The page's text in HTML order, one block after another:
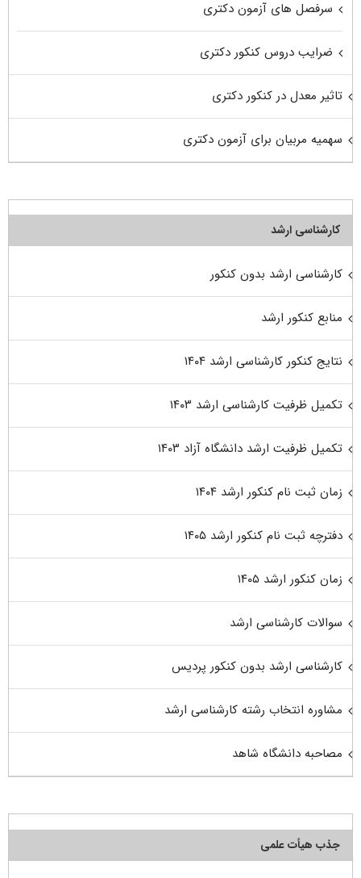
سرفصل های آزمون دکتری
ضرایب دروس کنکور دکتری
تاثیر معدل در کنکور دکتری
سهمیه مربیان برای آزمون دکتری
کارشناسی ارشد
کارشناسی ارشد بدون کنکور
منابع کنکور ارشد
نتایج کنکور کارشناسی ارشد ۱۴۰۴
تکمیل ظرفیت کارشناسی ارشد ۱۴۰۳
تکمیل ظرفیت ارشد دانشگاه آزاد ۱۴۰۳
زمان ثبت نام کنکور ارشد ۱۴۰۴
دفترچه ثبت نام کنکور ارشد ۱۴۰۵
زمان کنکور ارشد ۱۴۰۵
سوالات کارشناسی ارشد
کارشناسی ارشد بدون کنکور پردیس
مشاوره انتخاب رشته کارشناسی ارشد
مصاحبه دانشگاه شاهد
جذب هیأت علمی